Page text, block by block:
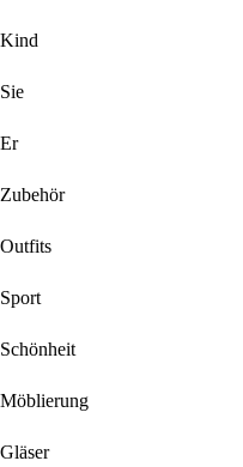
Kind
Sie
Er
Zubehör
Outfits
Sport
Schönheit
Möblierung
Gläser